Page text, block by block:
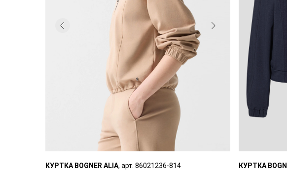
КУРТКА BOGNER ALIA, арт. 86021236-814
КУРТКА